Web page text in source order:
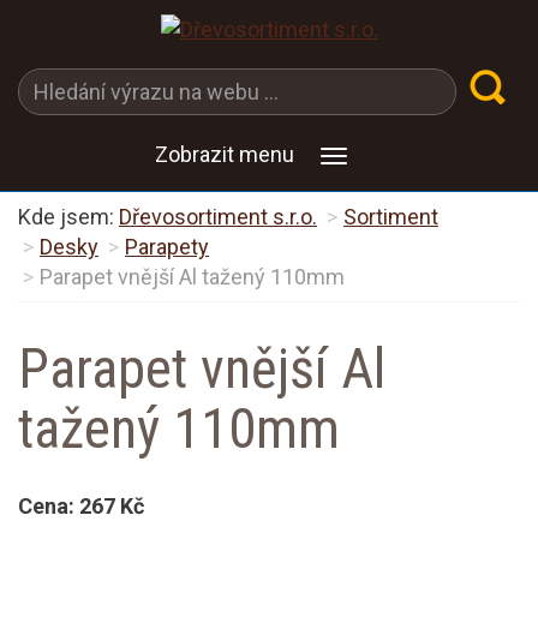
Zobrazit menu
Kde jsem: Dřevosortiment s.r.o.
Sortiment
Desky
Parapety
Parapet vnější Al tažený 110mm
Parapet vnější Al
tažený 110mm
Cena: 267 Kč